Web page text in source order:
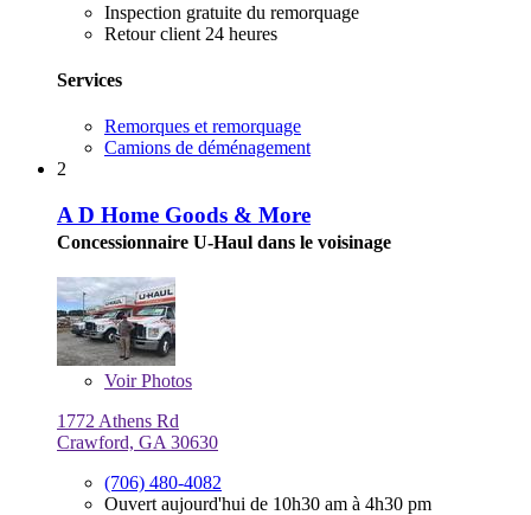
Inspection gratuite du remorquage
Retour client 24 heures
Services
Remorques et remorquage
Camions de déménagement
2
A D Home Goods & More
Concessionnaire U-Haul dans le voisinage
VoirPhotos
1772 Athens Rd
Crawford, GA 30630
(706) 480-4082
Ouvert aujourd'hui de 10h30 am à 4h30 pm